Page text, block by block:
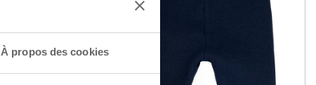
À propos des cookies